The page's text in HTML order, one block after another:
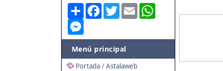
Share FacebookTwitterEmail
Menú principal
Portada / Astalaweb